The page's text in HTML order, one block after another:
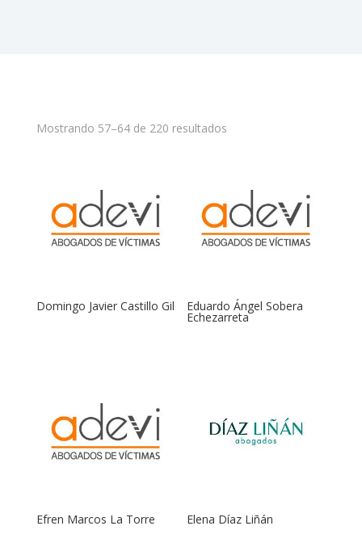
Mostrando 57–64 de 220 resultados
Domingo Javier Castillo Gil Eduardo Ángel Sobera
Echezarreta
Efren Marcos La Torre Elena Díaz Liñán